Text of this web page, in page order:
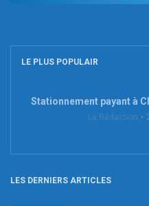
LE PLUS POPULAIR
Stationnement payant à
La Rédaction
LES DERNIERS ARTICLES